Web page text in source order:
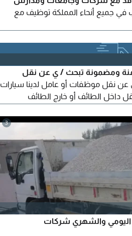
جميع أنحاء المملكة توظيف مع
ومضمونة تبحث / ي عن نقل
نقل موظفات أو عامل لدينا سيارات
داخل الطائف أو خارج الطائف
والتزام بالوقت
3
اليومي والشهري شركات